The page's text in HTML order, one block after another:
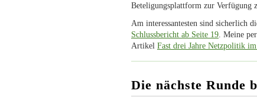
Beteligungsplattform zur Verfügung
Am interessantesten sind sicherlich
Schlussbericht ab Seite 19 . Meine
Artikel Fast drei Jahre Netzpolitik im
Die nächste Runde